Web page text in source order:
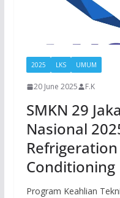
2025 LKS UMUM
20 June 2025 F.K
SMKN 29
Nasional
Conditioning
Program Keahlian